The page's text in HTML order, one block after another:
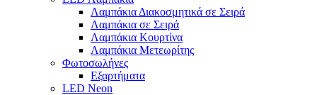
Λαμπάκια Διακοσμητικά σε Σειρά
Λαμπάκια σε Σειρά
Λαμπάκια Κουρτίνα
Λαμπάκια Μετεωρίτης
Φωτοσωλήνες
Εξαρτήματα
LED Neon